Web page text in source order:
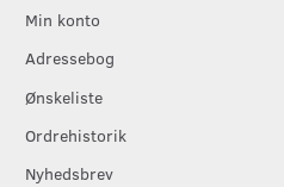
Min konto
Adressebog
Ønskeliste
Ordrehistorik
Nyhedsbrev